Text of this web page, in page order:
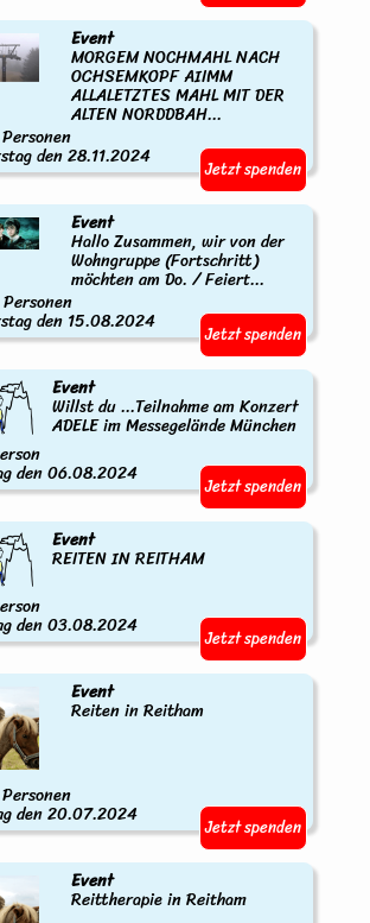
Event
MORGEM NOCHMAHL NACH
OCHSEMKOPF AIIMM
ALLALETZTES MAHL MIT DER
ALTEN NORDDBAH...
den 28.11.2024 Jetzt spenden
Event
Hallo Zusammen, wir von der
Wohngruppe (Fortschritt)
möchten am Do. / Feiert...
den 15.08.2024 Jetzt spenden
Event
Willst du ...Teilnahme am Konzert
ADELE im Messegelände München
den 06.08.2024 Jetzt spenden
Event
REITEN IN REITHAM
den 03.08.2024 Jetzt spenden
Event
Reiten in Reitham
den 20.07.2024 Jetzt spenden
Event
Reittherapie in Reitham